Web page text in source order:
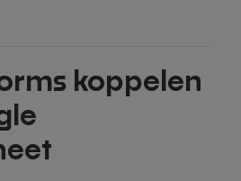
koppelen